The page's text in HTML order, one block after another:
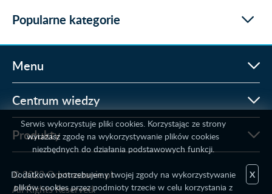
Popularne kategorie
Menu
Centrum wiedzy
Produkty
© 2022 Odstraszanie.pl
All Rights Reserved.
Serwis wykorzystuje pliki cookies. Korzystając ze strony
wyrażasz zgodę na wykorzystywanie plików cookies
niezbędnych do działania podstawowych funkcji.
Dodatkowo potrzebujemy twojej zgody na wykorzystywanie
plików cookies przez podmioty trzecie w celu korzystania z
X